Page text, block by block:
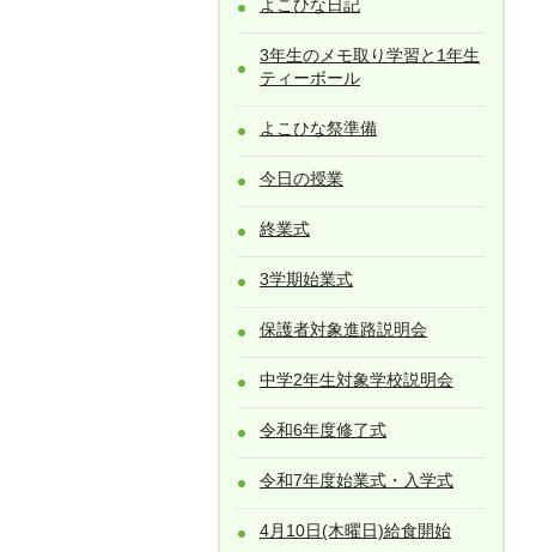
よこひな日記
3年生のメモ取り学習と1年生
ティーボール
よこひな祭準備
今日の授業
終業式
3学期始業式
保護者対象進路説明会
中学2年生対象学校説明会
令和6年度修了式
令和7年度始業式・入学式
4月10日(木曜日)給食開始